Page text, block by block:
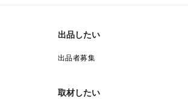
出品したい
出品者募集
取材したい